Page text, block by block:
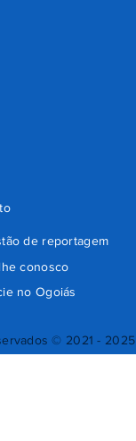
© 2021 - 2025
de reportagem
conosco
no Ogoiás